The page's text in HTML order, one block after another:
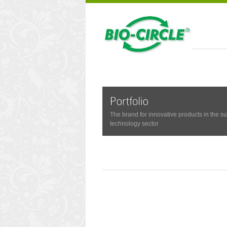
The brand for innovative products in the
technology sector